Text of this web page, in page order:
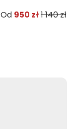
Od 950 zł1 140 zł